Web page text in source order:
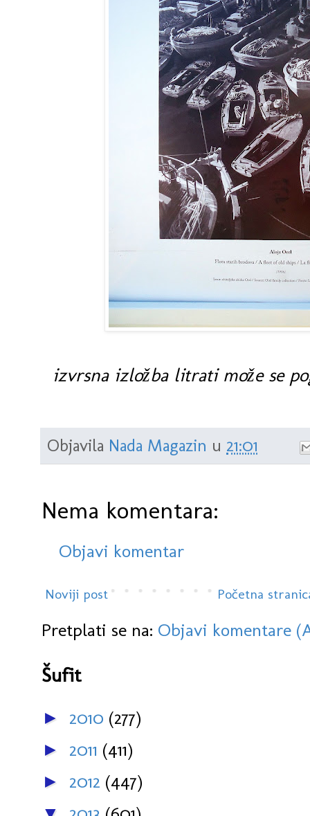
izvrsna izložba litrati može se
Objavila Nada Magazin u 21:01
Nema komentara:
Objavi komentar
Noviji post Početna
Pretplati se na: Objavi komentare
Šufit
► 2010 (277)
► 2011 (411)
► 2012 (447)